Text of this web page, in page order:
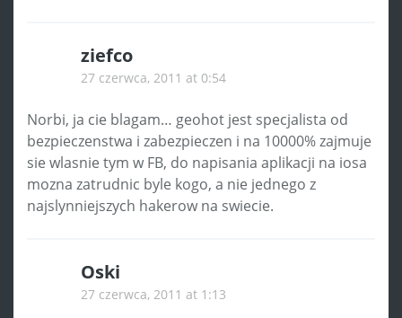
ziefco
27 czerwca, 2011 at 0:54
Norbi, ja cie blagam… geohot jest specjalista od
bezpieczenstwa i zabezpieczen i na 10000% zajmuje
sie wlasnie tym w FB, do napisania aplikacji na iosa
mozna zatrudnic byle kogo, a nie jednego z
najslynniejszych hakerow na swiecie.
Oski
27 czerwca, 2011 at 1:13